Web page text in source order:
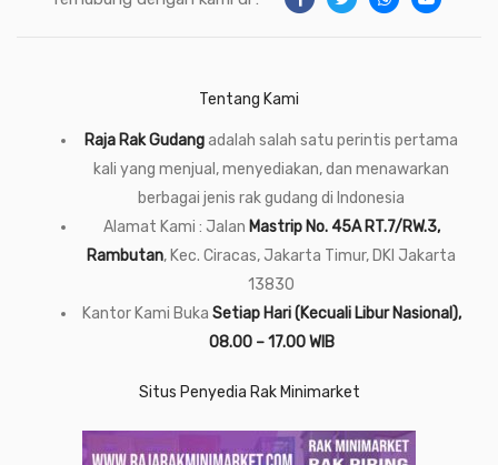
Tentang Kami
Raja Rak Gudangadalah salah satu perintis pertama
kali yang menjual, menyediakan, dan menawarkan
berbagai jenis rak gudang di Indonesia
Alamat Kami : Jalan Mastrip No. 45A RT.7/RW.3,
Rambutan, Kec. Ciracas, Jakarta Timur, DKI Jakarta
13830
Kantor Kami Buka Setiap Hari (Kecuali Libur Nasional),
08.00 – 17.00 WIB
Situs Penyedia Rak Minimarket